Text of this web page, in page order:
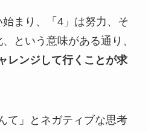
まり、「4」は努力、そ
という意味がある通り、
レンジして行くことが求
て」とネガティブな思考